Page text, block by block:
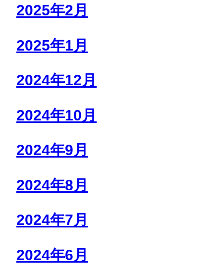
2025年2月
2025年1月
2024年12月
2024年10月
2024年9月
2024年8月
2024年7月
2024年6月